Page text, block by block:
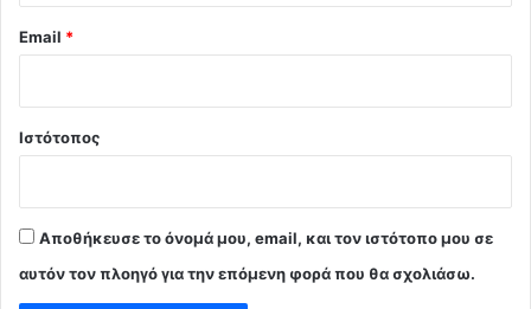
Email *
Ιστότοπος
Αποθήκευσε το όνομά μου, email, και τον ιστότοπο μου σε
αυτόν τον πλοηγό για την επόμενη φορά που θα σχολιάσω.